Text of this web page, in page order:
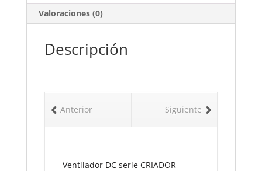
Valoraciones (0)
Descripción
Siguiente
Anterior
Ventilador DC serie CRIADOR